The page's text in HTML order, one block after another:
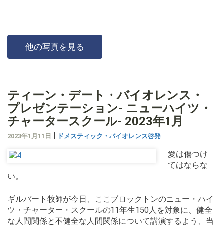
他の写真を見る
ティーン・デート・バイオレンス・
プレゼンテーション- ニューハイツ・
チャータースクール- 2023年1月
2023年1月11日 | ドメスティック・バイオレンス啓発
愛は傷つけ
てはならな
い。
ギルバート牧師が今日、ここブロックトンのニュー・ハイ
ツ・チャーター・スクールの11年生150人を対象に、健全
な人間関係と不健全な人間関係について講演するよう、当